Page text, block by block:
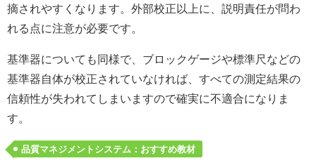
摘されやすくなります。外部校正以上に、説明責任が問わ
れる点に注意が必要です。
基準器についても同様で、ブロックゲージや標準尺などの
基準器自体が校正されていなければ、すべての測定結果の
信頼性が失われてしまいますので確実に不適合になりま
す。
品質マネジメントシステム：おすすめ教材